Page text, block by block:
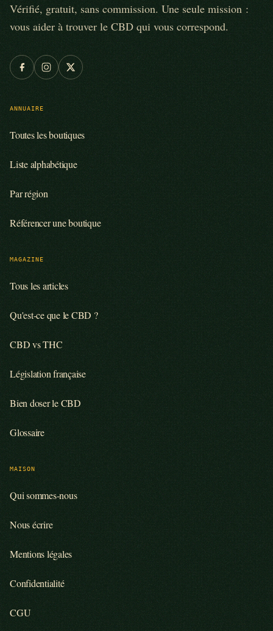
Vérifié, gratuit, sans commission. Une seule mission :
vous aider à trouver le CBD qui vous correspond.
ANNUAIRE
Toutes les boutiques
Liste alphabétique
Par région
Référencer une boutique
MAGAZINE
Tous les articles
Qu'est-ce que le CBD ?
CBD vs THC
Législation française
Bien doser le CBD
Glossaire
MAISON
Qui sommes-nous
Nous écrire
Mentions légales
Confidentialité
CGU